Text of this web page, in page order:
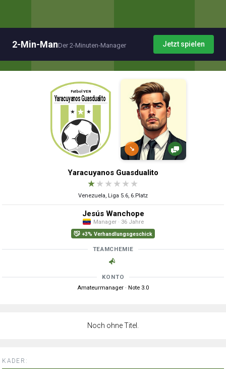
2-Min-ManDer 2-Minuten-Manager Jetzt spielen
↘
Yaracuyanos Guasdualito
★★ ★ ★ ★ ★
Venezuela, Liga 5.6, 6.Platz
Jesús Wanchope
Manager · 36 Jahre
+3% Verhandlungsgeschick
TEAMCHEMIE
KONTO
Amateurmanager · Note 3.0
Noch ohne Titel.
KADER: